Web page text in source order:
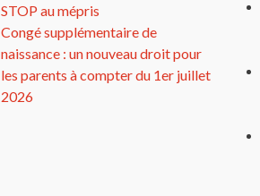
STOP au mépris
Congé supplémentaire de
naissance : un nouveau droit pour
les parents à compter du 1er juillet
2026